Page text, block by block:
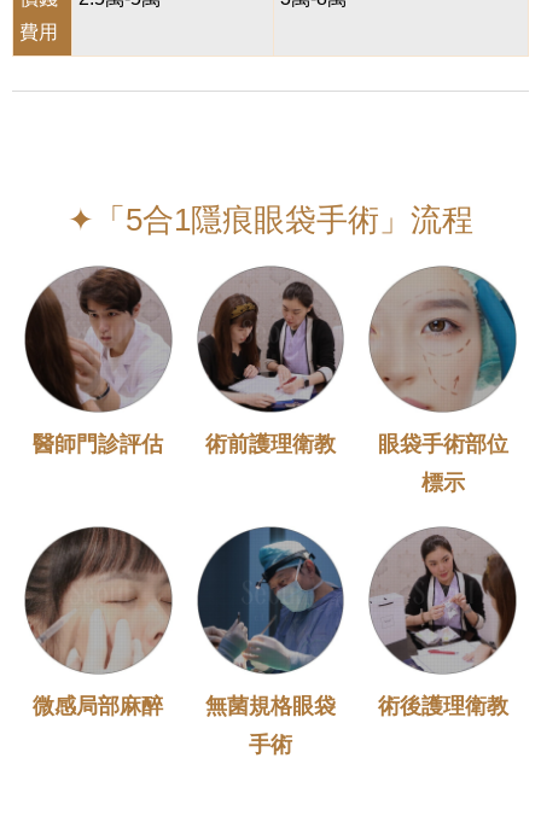
費用
✦「5合1隱痕眼袋手術」流程
醫師門診評估 術前護理衛教
眼袋手術部位
標示
微感局部麻醉
無菌規格眼袋
手術
術後護理衛教